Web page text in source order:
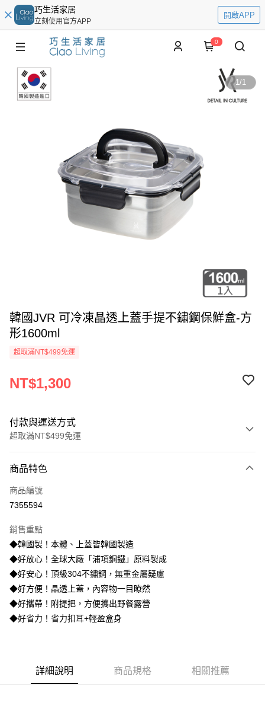
巧生活家居
立刻使用官方APP
開啟APP
0
1/1
韓國JVR 可冷凍晶透上蓋手提不鏽鋼保鮮盒-方
形1600ml
超取滿NT$499免運
NT$1,300
付款與運送方式
超取滿NT$499免運
信用卡一次付款
LINE Pay
街口支付
悠遊付
ATM付款
運送方式
付款後7-11取貨
商品特色
商品編號
7355594
銷售重點
◆韓國製！本體、上蓋皆韓國製造
◆好放心！全球大廠「浦項鋼鐵」原料製成
◆好安心！頂級304不鏽鋼，無重金屬疑慮
◆好方便！晶透上蓋，內容物一目瞭然
◆好攜帶！附提把，方便攜出野餐露營
◆好省力！省力扣耳+輕盈盒身
詳細說明 商品規格 相關推薦